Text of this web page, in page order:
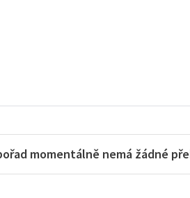
momentálně nemá žádné